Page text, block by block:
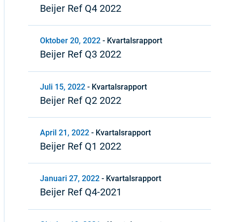
Beijer Ref Q4 2022
Oktober 20, 2022- Kvartalsrapport
Beijer Ref Q3 2022
Juli 15, 2022- Kvartalsrapport
Beijer Ref Q2 2022
April 21, 2022- Kvartalsrapport
Beijer Ref Q1 2022
Januari 27, 2022- Kvartalsrapport
Beijer Ref Q4-2021